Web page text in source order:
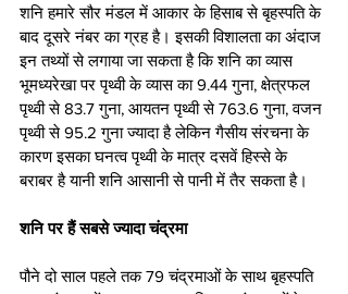
शनि हमारे सौर मंडल में आकार के हिसाब से बृहस्पति के
बाद दूसरे नंबर का ग्रह है। इसकी विशालता का अंदाज
इन तथ्यों से लगाया जा सकता है कि शनि का व्यास
भूमध्यरेखा पर पृथ्वी के व्यास का 9.44 गुना, क्षेत्रफल
पृथ्वी से 83.7 गुना, आयतन पृथ्वी से 763.6 गुना, वजन
पृथ्वी से 95.2 गुना ज्यादा है लेकिन गैसीय संरचना के
कारण इसका घनत्व पृथ्वी के मात्र दसवें हिस्से के
बराबर है यानी शनि आसानी से पानी में तैर सकता है।
शनि पर हैं सबसे ज्यादा चंद्रमा
पौने दो साल पहले तक 79 चंद्रमाओं के साथ बृहस्पति